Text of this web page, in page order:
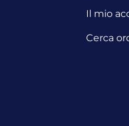
Il mio
Cerca